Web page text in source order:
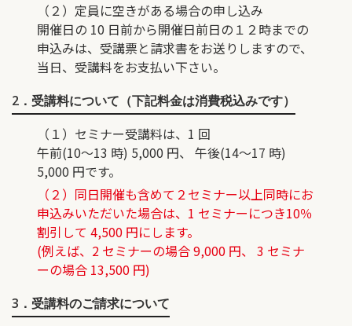
（２）定員に空きがある場合の申し込み
開催日の 10 日前から開催日前日の１２時までの
申込みは、受講票と請求書をお送りしますので、
当日、受講料をお支払い下さい。
2．受講料について（下記料金は消費税込みです）
（１）セミナー受講料は、1 回
午前(10～13 時) 5,000 円、 午後(14～17 時)
5,000 円です。
（２）同日開催も含めて２セミナー以上同時にお
申込みいただいた場合は、1 セミナーにつき10％
割引して 4,500 円にします。
(例えば、2 セミナーの場合 9,000 円、 3 セミナ
ーの場合 13,500 円)
3．受講料のご請求について